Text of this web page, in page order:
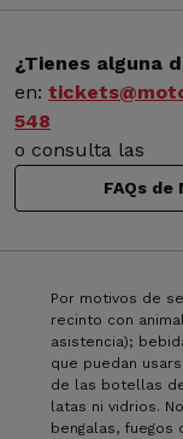
¿Tienes alguna
en:
548
o consulta las
FAQs de
Por motivos de
recinto con
asistencia);
que puedan
de las botellas
latas ni vidrios.
bengalas,